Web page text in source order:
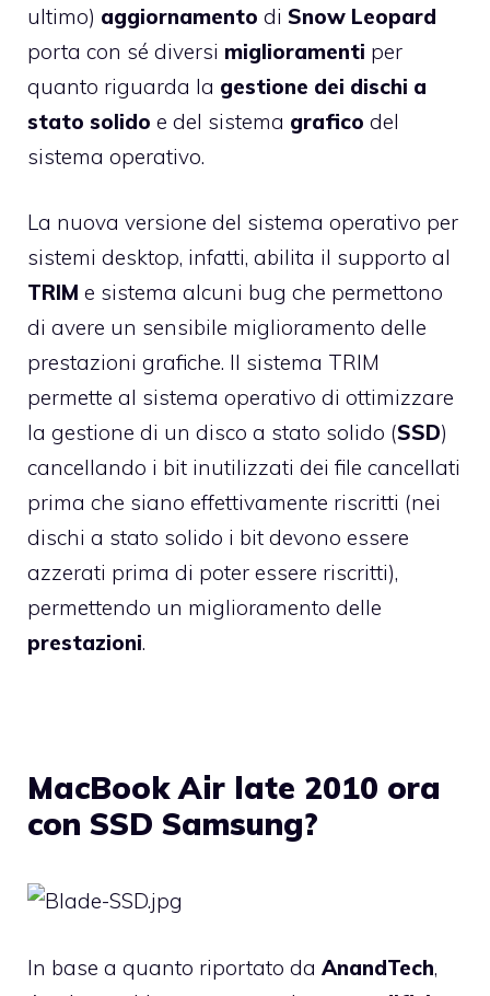
ultimo) aggiornamento di Snow Leopard
porta con sé diversi miglioramenti per
quanto riguarda la gestione dei dischi a
stato solido e del sistema grafico del
sistema operativo.
La nuova versione del sistema operativo per
sistemi desktop, infatti, abilita il supporto al
TRIM e sistema alcuni bug che permettono
di avere un sensibile miglioramento delle
prestazioni grafiche. Il sistema TRIM
permette al sistema operativo di ottimizzare
la gestione di un disco a stato solido (SSD)
cancellando i bit inutilizzati dei file cancellati
prima che siano effettivamente riscritti (nei
dischi a stato solido i bit devono essere
azzerati prima di poter essere riscritti),
permettendo un miglioramento delle
prestazioni.
MacBook Air late 2010 ora
con SSD Samsung?
In base a quanto riportato da AnandTech,